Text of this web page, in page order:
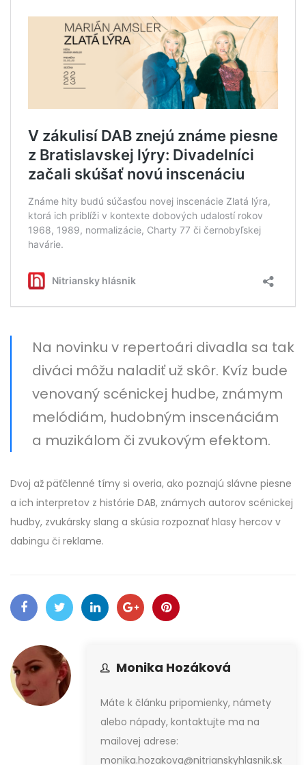
Na novinku v repertoári divadla sa tak
diváci môžu naladiť už skôr. Kvíz bude
venovaný scénickej hudbe, známym
melódiám, hudobným inscenáciám
a muzikálom či zvukovým efektom.
Dvoj až päťčlenné tímy si overia, ako poznajú slávne piesne
a ich interpretov z histórie DAB, známych autorov scénickej
hudby, zvukársky slang a skúsia rozpoznať hlasy hercov v
dabingu či reklame.
Monika Hozáková
Máte k článku pripomienky, námety
alebo nápady, kontaktujte ma na
mailovej adrese:
monika.hozakova@nitrianskyhlasnik.sk